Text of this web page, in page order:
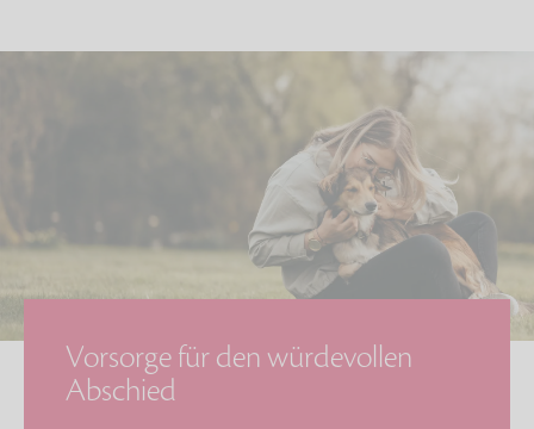
Vorsorge für den würdevollen
Abschied